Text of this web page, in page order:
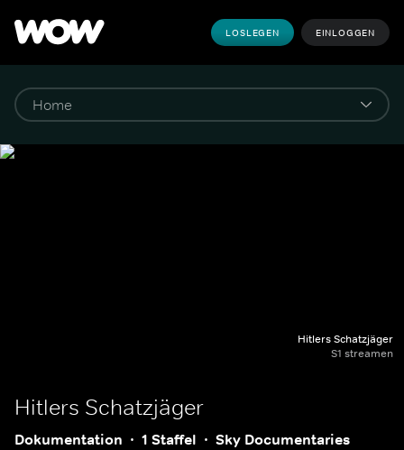
LOSLEGEN EINLOGGEN
Hitlers Schatzjäger
S1 streamen
Hitlers Schatzjäger
Dokumentation 1 Staffel Sky Documentaries